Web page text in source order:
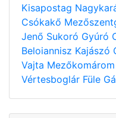
Kisapostag
Csókakő
Jenő Sukoró Gyúró
Beloiannisz Kajászó
Vajta Mezőkomárom
Vértesboglár Füle